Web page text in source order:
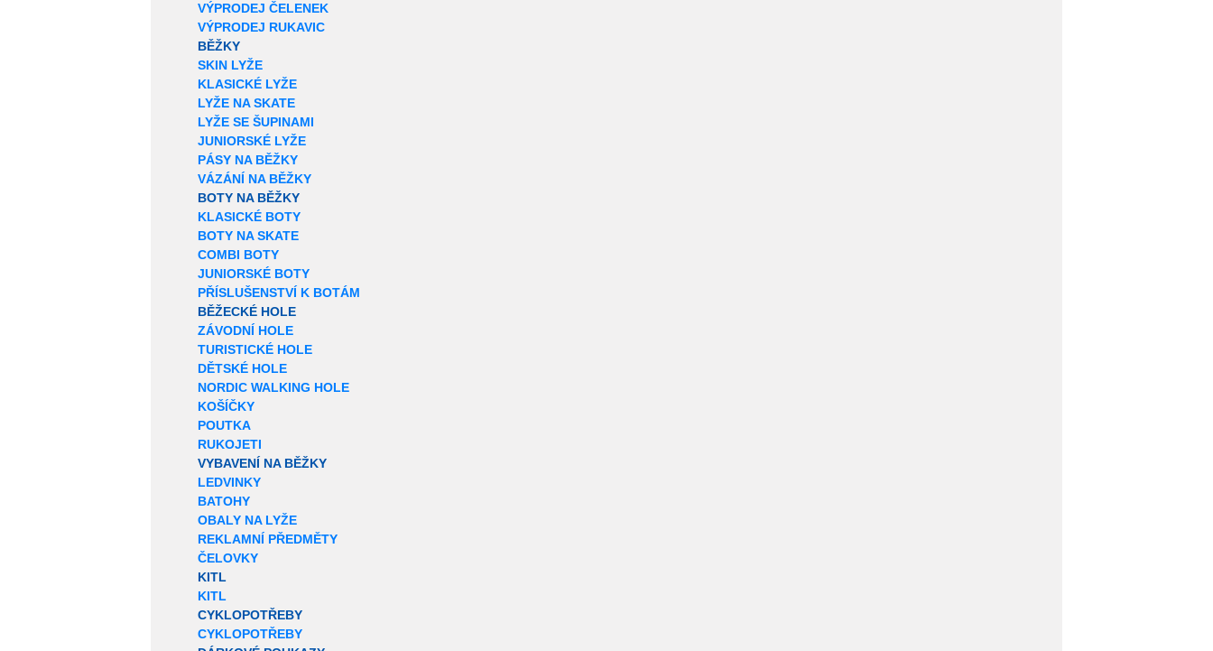
VÝPRODEJ ČELENEK
VÝPRODEJ RUKAVIC
BĚŽKY
SKIN LYŽE
KLASICKÉ LYŽE
LYŽE NA SKATE
LYŽE SE ŠUPINAMI
JUNIORSKÉ LYŽE
PÁSY NA BĚŽKY
VÁZÁNÍ NA BĚŽKY
BOTY NA BĚŽKY
KLASICKÉ BOTY
BOTY NA SKATE
COMBI BOTY
JUNIORSKÉ BOTY
PŘÍSLUŠENSTVÍ K BOTÁM
BĚŽECKÉ HOLE
ZÁVODNÍ HOLE
TURISTICKÉ HOLE
DĚTSKÉ HOLE
NORDIC WALKING HOLE
KOŠÍČKY
POUTKA
RUKOJETI
VYBAVENÍ NA BĚŽKY
LEDVINKY
BATOHY
OBALY NA LYŽE
REKLAMNÍ PŘEDMĚTY
ČELOVKY
KITL
KITL
CYKLOPOTŘEBY
CYKLOPOTŘEBY